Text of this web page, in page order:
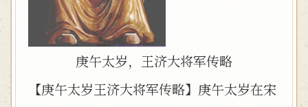
庚午太岁，王济大将军传略
【庚午太岁王济大将军传略】庚午太岁在宋